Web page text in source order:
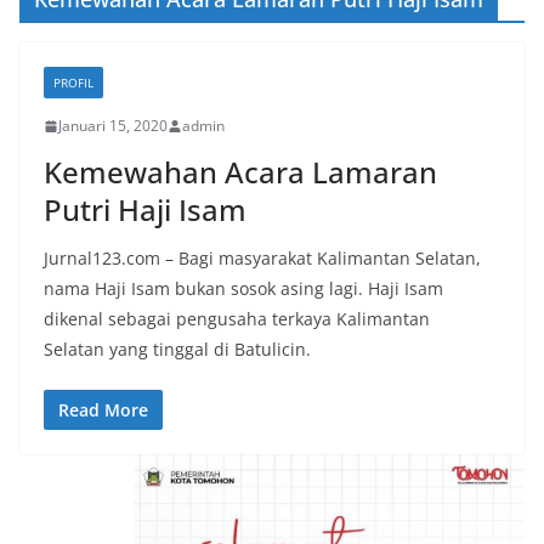
PROFIL
Januari 15, 2020 admin
Kemewahan Acara Lamaran
Putri Haji Isam
Jurnal123.com – Bagi masyarakat Kalimantan Selatan,
nama Haji Isam bukan sosok asing lagi. Haji Isam
dikenal sebagai pengusaha terkaya Kalimantan
Selatan yang tinggal di Batulicin.
Read More